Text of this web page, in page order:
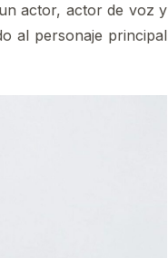
actor, actor de voz y
al personaje principal